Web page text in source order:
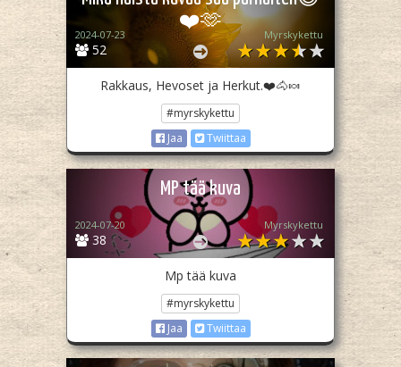
❤️🫶
52
2024-07-23 Myrskykettu
Rakkaus, Hevoset ja Herkut.❤️🐴🍬
#myrskykettu
Jaa
Twiittaa
MP tää kuva
38
2024-07-20 Myrskykettu
Mp tää kuva
#myrskykettu
Jaa
Twiittaa